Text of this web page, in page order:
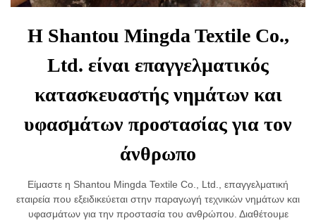
Η Shantou Mingda Textile Co.,
Ltd. είναι επαγγελματικός
κατασκευαστής νημάτων και
υφασμάτων προστασίας για τον
άνθρωπο
Είμαστε η Shantou Mingda Textile Co., Ltd., επαγγελματική
εταιρεία που εξειδικεύεται στην παραγωγή τεχνικών νημάτων και
υφασμάτων για την προστασία του ανθρώπου. Διαθέτουμε